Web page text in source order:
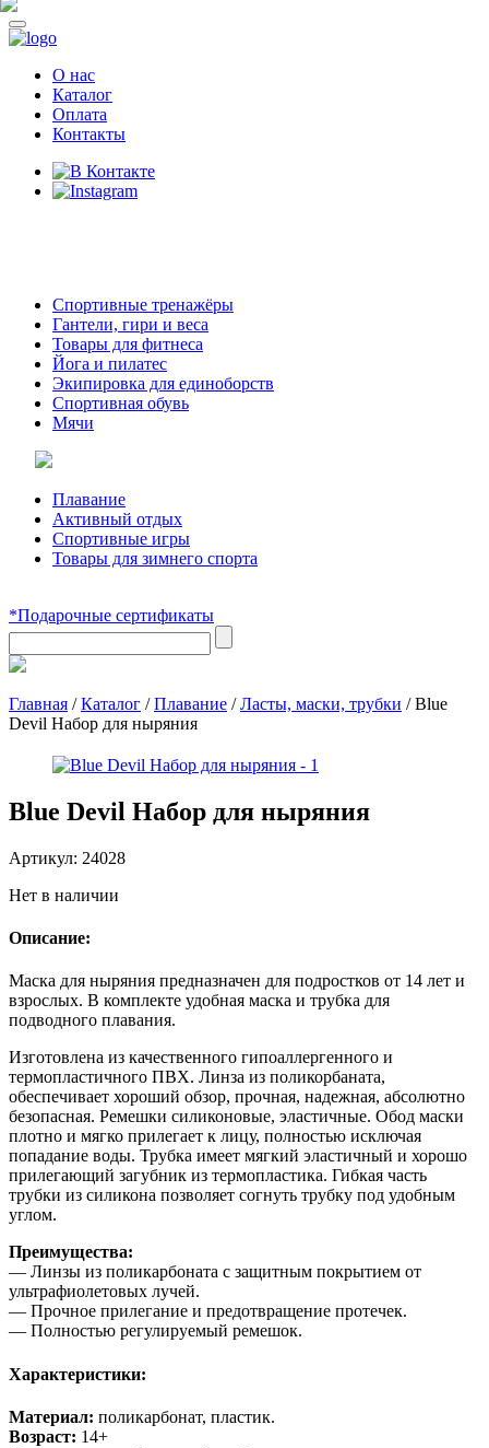
О нас
Каталог
Оплата
Контакты
Спортивные тренажёры
Гантели, гири и веса
Товары для фитнеса
Йога и пилатес
Экипировка для единоборств
Спортивная обувь
Мячи
Плавание
Активный отдых
Спортивные игры
Товары для зимнего спорта
*Подарочные сертификаты
Главная /Каталог /Плавание /Ласты, маски, трубки /Blue
Devil Набор для ныряния
Blue Devil Набор для ныряния
Артикул: 24028
Нет в наличии
Описание:
Маска для ныряния предназначен для подростков от 14 лет и
взрослых. В комплекте удобная маска и трубка для
подводного плавания.
Изготовлена из качественного гипоаллергенного и
термопластичного ПВХ. Линза из поликорбаната,
обеспечивает хороший обзор, прочная, надежная, абсолютно
безопасная. Ремешки силиконовые, эластичные. Обод маски
плотно и мягко прилегает к лицу, полностью исключая
попадание воды. Трубка имеет мягкий эластичный и хорошо
прилегающий загубник из термопластика. Гибкая часть
трубки из силикона позволяет согнуть трубку под удобным
углом.
Преимущества:
— Линзы из поликарбоната с защитным покрытием от
ультрафиолетовых лучей.
— Прочное прилегание и предотвращение протечек.
— Полностью регулируемый ремешок.
Характеристики:
Материал: поликарбонат, пластик.
Возраст: 14+